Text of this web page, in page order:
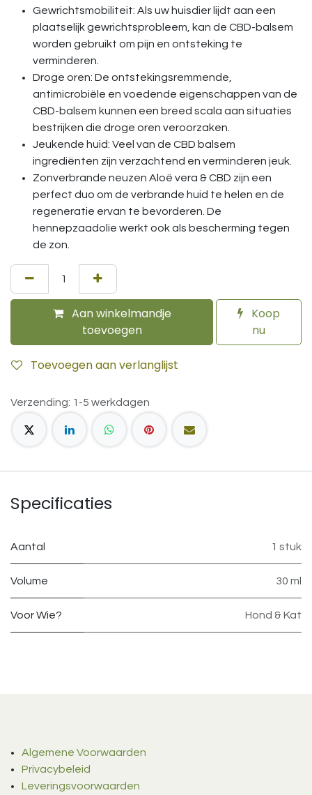
Gewrichtsmobiliteit: Als uw huisdier lijdt aan een
plaatselijk gewrichtsprobleem, kan de CBD-balsem
worden gebruikt om pijn en ontsteking te
verminderen.
Droge oren: De ontstekingsremmende,
antimicrobiële en voedende eigenschappen van de
CBD-balsem kunnen een breed scala aan situaties
bestrijken die droge oren veroorzaken.
Jeukende huid: Veel van de CBD balsem
ingrediënten zijn verzachtend en verminderen jeuk.
Zonverbrande neuzen Aloë vera & CBD zijn een
perfect duo om de verbrande huid te helen en de
regeneratie ervan te bevorderen. De
hennepzaadolie werkt ook als bescherming tegen
de zon.
Aan winkelmandje
toevoegen
Koop
nu
Toevoegen aan verlanglijst
Verzending: 1-5 werkdagen
Specificaties
Aantal 1 stuk
Volume 30 ml
Voor Wie? Hond & Kat
Algemene Voorwaarden
Privacybeleid
Leveringsvoorwaarden